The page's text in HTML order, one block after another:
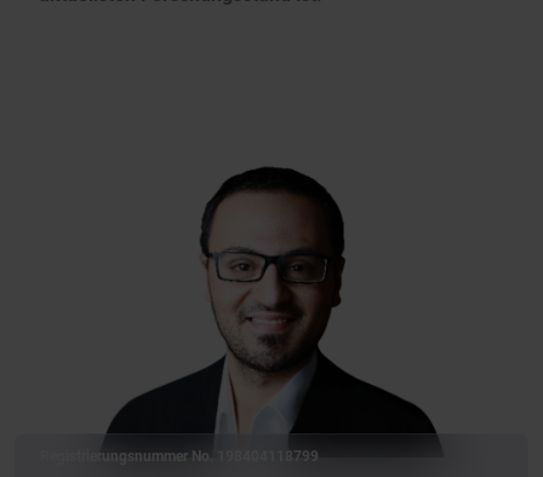
Registrierungsnummer No. 198404118799